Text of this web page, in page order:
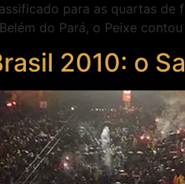
para as quartas
do Pará, o Peixe
2010: o